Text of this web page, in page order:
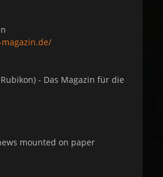
- Das Magazin für die
mounted on paper